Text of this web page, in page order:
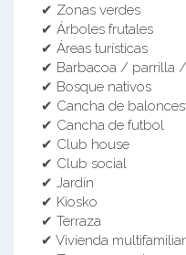
✔ Zonas verdes
✔ Árboles frutales
✔ Áreas turísticas
✔ Barbacoa / parrilla
✔ Bosque nativos
✔ Cancha de
✔ Cancha de futbol
✔ Club house
✔ Club social
✔ Jardín
✔ Kiosko
✔ Terraza
✔ Vivienda multifamiliar